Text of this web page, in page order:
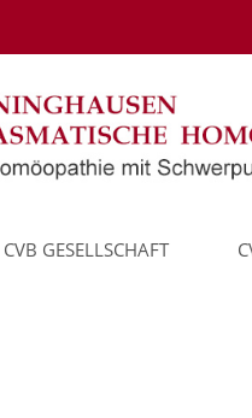
CVB GESELLSCHAFT